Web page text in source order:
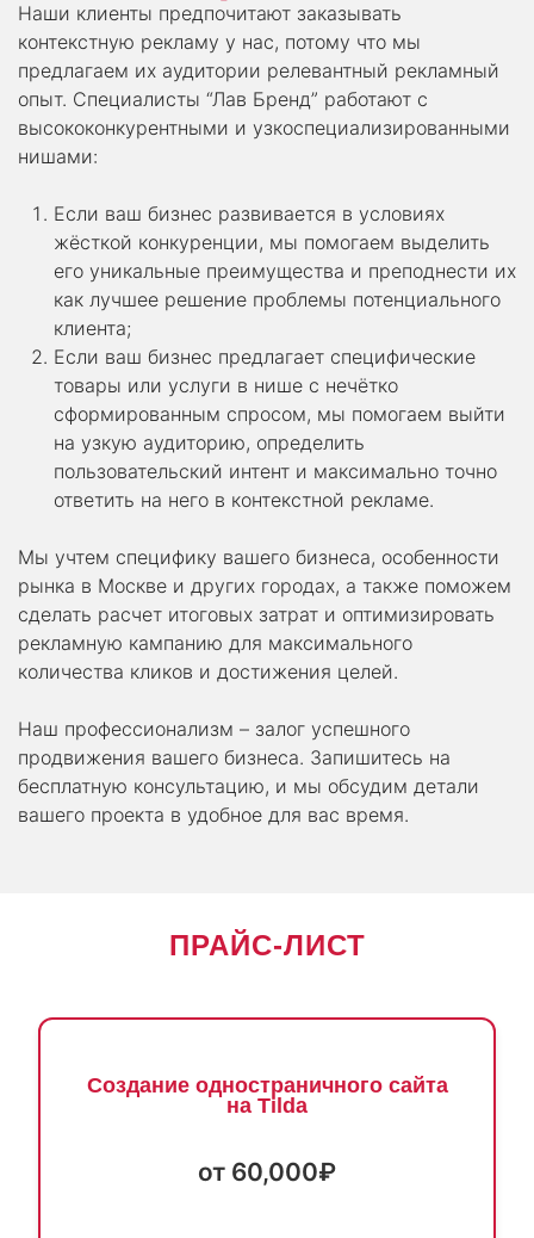
Наши клиенты предпочитают заказывать
контекстную рекламу у нас, потому что мы
предлагаем их аудитории релевантный рекламный
опыт. Специалисты “Лав Бренд” работают с
высококонкурентными и узкоспециализированными
нишами:
Если ваш бизнес развивается в условиях
жёсткой конкуренции, мы помогаем выделить
его уникальные преимущества и преподнести их
как лучшее решение проблемы потенциального
клиента;
Если ваш бизнес предлагает специфические
товары или услуги в нише с нечётко
сформированным спросом, мы помогаем выйти
на узкую аудиторию, определить
пользовательский интент и максимально точно
ответить на него в контекстной рекламе.
Мы учтем специфику вашего бизнеса, особенности
рынка в Москве и других городах, а также поможем
сделать расчет итоговых затрат и оптимизировать
рекламную кампанию для максимального
количества кликов и достижения целей.
Наш профессионализм – залог успешного
продвижения вашего бизнеса. Запишитесь на
бесплатную консультацию, и мы обсудим детали
вашего проекта в удобное для вас время.
ПРАЙС-ЛИСТ
Создание одностраничного сайта
на Tilda
от 60,000₽